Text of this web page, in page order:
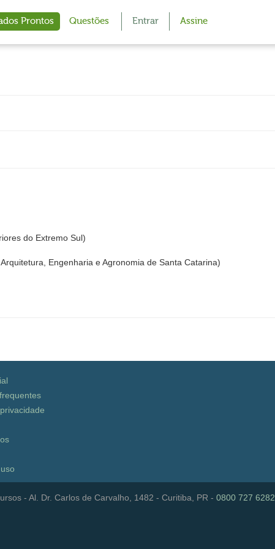
Prontos Questões Entrar Assine
do Extremo Sul)
Engenharia e Agronomia de Santa Catarina)
- Al. Dr. Carlos de Carvalho, 1482 - Curitiba, PR - 0800 727 6282